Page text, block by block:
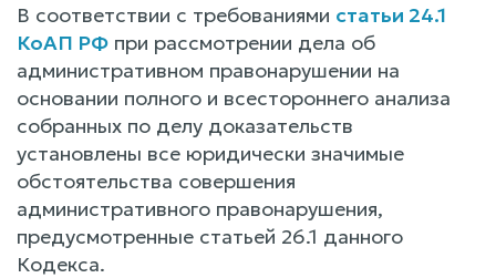
В соответствии с требованиями статьи 24.1
КоАП РФ при рассмотрении дела об
административном правонарушении на
основании полного и всестороннего анализа
собранных по делу доказательств
установлены все юридически значимые
обстоятельства совершения
административного правонарушения,
предусмотренные статьей 26.1 данного
Кодекса.